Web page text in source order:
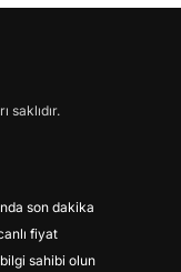
saklıdır.
son dakika
fiyat
sahibi olun